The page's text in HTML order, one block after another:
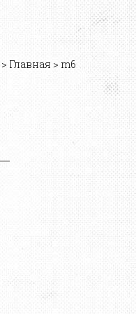
> Главная > m6